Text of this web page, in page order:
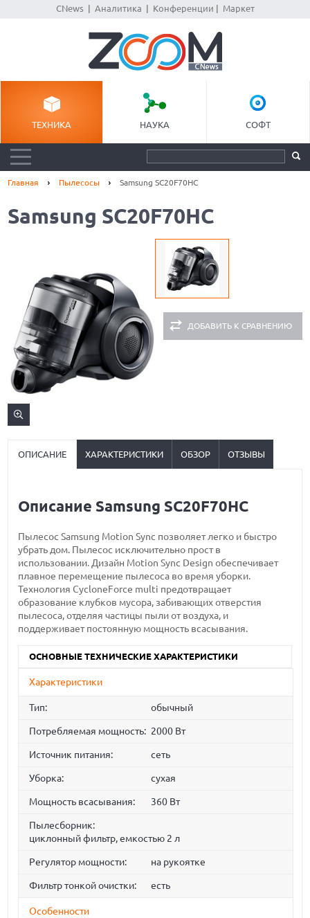
CNews| Аналитика Конференции Маркет
ТЕХНИКА НАУКА СОФТ
Главная Пылесосы Samsung SC20F70HC
Samsung SC20F70HC
ДОБАВИТЬ К СРАВНЕНИЮ
ОПИСАНИЕ ХАРАКТЕРИСТИКИ ОБЗОР ОТЗЫВЫ
Описание Samsung SC20F70HC
Пылесос Samsung Motion Sync позволяет легко и быстро
убрать дом. Пылесос исключительно прост в
использовании. Дизайн Motion Sync Design обеспечивает
плавное перемещение пылесоса во время уборки.
Технология CycloneForce multi предотвращает
образование клубков мусора, забивающих отверстия
пылесоса, отделяя частицы пыли от воздуха, и
поддерживает постоянную мощность всасывания.
ОСНОВНЫЕ ТЕХНИЧЕСКИЕ ХАРАКТЕРИСТИКИ
Характеристики
Тип: обычный
Потребляемая мощность: 2000 Вт
Источник питания: сеть
Уборка: сухая
Мощность всасывания: 360 Вт
Пылесборник:
циклонный фильтр, емкостью 2 л
Регулятор мощности: на рукоятке
Фильтр тонкой очистки: есть
Особенности